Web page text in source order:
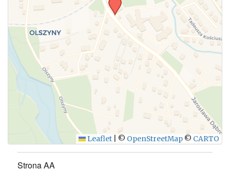
Leaflet © OpenStreetMap © CARTO
Strona AA